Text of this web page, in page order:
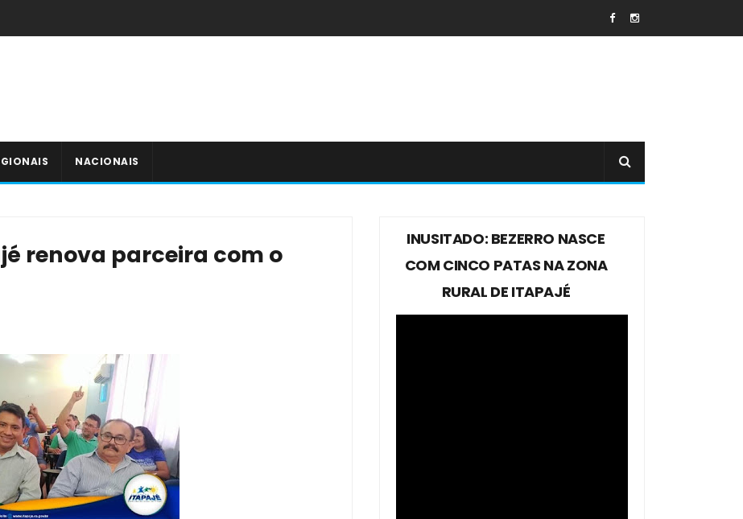
NACIONAIS
renova parceira com o
INUSITADO: BEZERRO NASCE
COM CINCO PATAS NA ZONA
RURAL DE ITAPAJÉ